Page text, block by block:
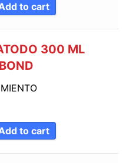
to cart
300 ML
to cart